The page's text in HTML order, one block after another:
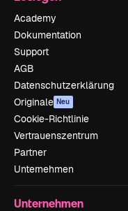
Academy
Dokumentation
Support
AGB
Datenschutzerklärung
Originale Neu
Cookie-Richtlinie
Vertrauenszentrum
Partner
Unternehmen
Unternehmen